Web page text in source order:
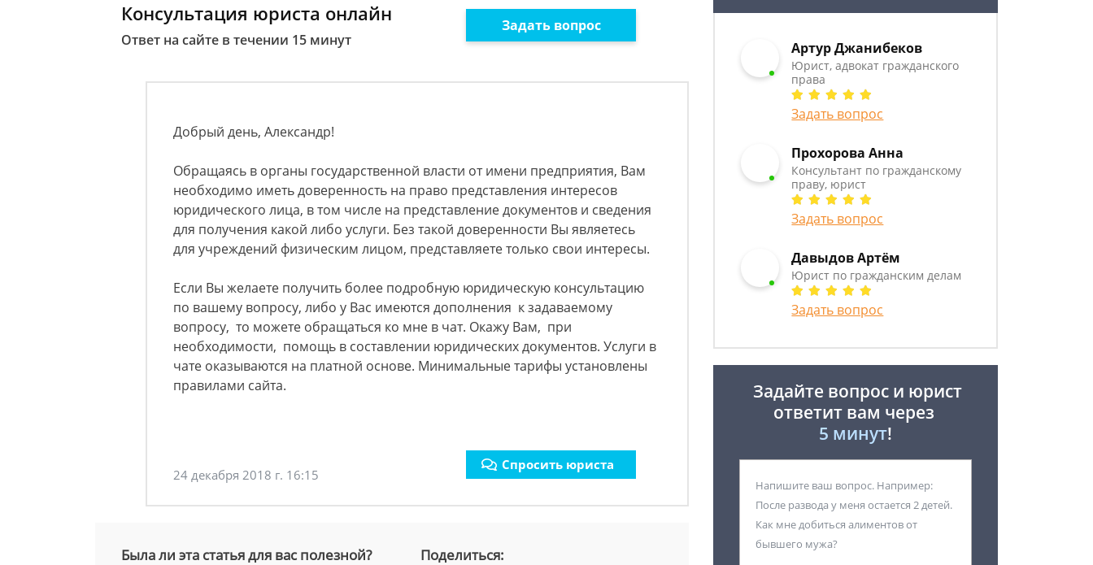
Консультация юриста онлайн
Ответ на сайте в течении 15 минут
Задать вопрос
Добрый день, Александр!
Обращаясь в органы государственной власти от имени предприятия, Вам
необходимо иметь доверенность на право представления интересов
юридического лица, в том числе на представление документов и сведения
для получения какой либо услуги. Без такой доверенности Вы являетесь
для учреждений физическим лицом, представляете только свои интересы.
Если Вы желаете получить более подробную юридическую консультацию
по вашему вопросу, либо у Вас имеются дополнения к задаваемому
вопросу, то можете обращаться ко мне в чат. Окажу Вам, при
необходимости, помощь в составлении юридических документов. Услуги в
чате оказываются на платной основе. Минимальные тарифы установлены
правилами сайта.
24 декабря 2018 г. 16:15
Спросить юриста
Была ли эта статья для вас полезной? Поделиться:
Артур Джанибеков
Юрист, адвокат гражданского
права
Задать вопрос
Прохорова Анна
Консультант по гражданскому
праву, юрист
Задать вопрос
Давыдов Артём
Юрист по гражданским делам
Задать вопрос
Задайте вопрос и юрист
ответит вам через
5 минут!